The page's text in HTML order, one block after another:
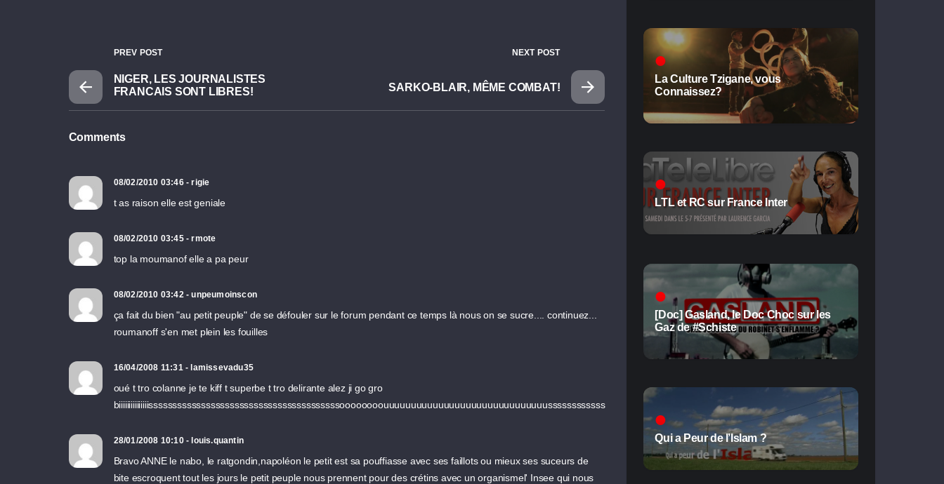
PREV POST
NIGER, LES JOURNALISTES
FRANCAIS SONT LIBRES!
NEXT POST
SARKO-BLAIR, MÊME COMBAT!
Comments
08/02/2010 03:46 - rigie
t as raison elle est geniale
08/02/2010 03:45 - rmote
top la moumanof elle a pa peur
08/02/2010 03:42 - unpeumoinscon
ça fait du bien "au petit peuple" de se défouler sur le forum pendant ce temps là nous on se sucre.... continuez...
roumanoff s'en met plein les fouilles
16/04/2008 11:31 - lamissevadu35
oué t tro colanne je te kiff t superbe t tro delirante alez ji go gro
biiiiiiiiiiiiiiissssssssssssssssssssssssssssssssssssssssoooooooouuuuuuuuuuuuuuuuuuuuuuuuuuuuuussssssssssss
28/01/2008 10:10 - louis.quantin
Bravo ANNE le nabo, le ratgondin,napoléon le petit est sa pouffiasse avec ses faillots ou mieux ses suceurs de
bite escroquent tout les jours le petit peuple nous prennent pour des crétins avec un organismel' Insee qui nous
La Culture Tzigane, vous
Connaissez?
LTL et RC sur France Inter
[Doc] Gasland, le Doc Choc sur les
Gaz de #Schiste
Qui a Peur de l’Islam ?